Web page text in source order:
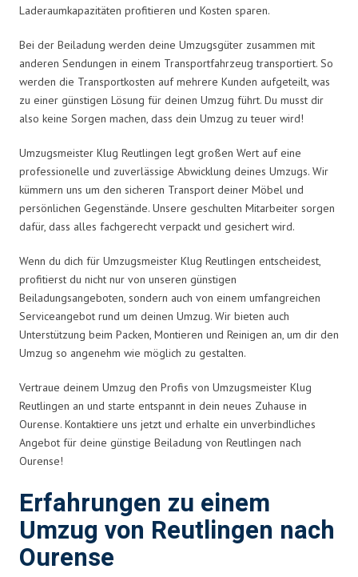
Laderaumkapazitäten profitieren und Kosten sparen.
Bei der Beiladung werden deine Umzugsgüter zusammen mit
anderen Sendungen in einem Transportfahrzeug transportiert. So
werden die Transportkosten auf mehrere Kunden aufgeteilt, was
zu einer günstigen Lösung für deinen Umzug führt. Du musst dir
also keine Sorgen machen, dass dein Umzug zu teuer wird!
Umzugsmeister Klug Reutlingen legt großen Wert auf eine
professionelle und zuverlässige Abwicklung deines Umzugs. Wir
kümmern uns um den sicheren Transport deiner Möbel und
persönlichen Gegenstände. Unsere geschulten Mitarbeiter sorgen
dafür, dass alles fachgerecht verpackt und gesichert wird.
Wenn du dich für Umzugsmeister Klug Reutlingen entscheidest,
profitierst du nicht nur von unseren günstigen
Beiladungsangeboten, sondern auch von einem umfangreichen
Serviceangebot rund um deinen Umzug. Wir bieten auch
Unterstützung beim Packen, Montieren und Reinigen an, um dir den
Umzug so angenehm wie möglich zu gestalten.
Vertraue deinem Umzug den Profis von Umzugsmeister Klug
Reutlingen an und starte entspannt in dein neues Zuhause in
Ourense. Kontaktiere uns jetzt und erhalte ein unverbindliches
Angebot für deine günstige Beiladung von Reutlingen nach
Ourense!
Erfahrungen zu einem
Umzug von Reutlingen nach
Ourense